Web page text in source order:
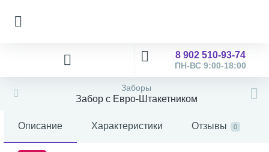
8 902 510-93-74
ПН-ВС 9:00-18:00
Заборы
Забор с Евро-Штакетником
Описание Характеристики Отзывы 0